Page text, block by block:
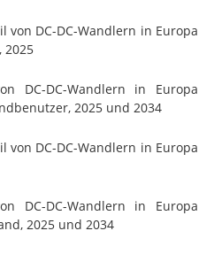
DC-DC-Wandlern in Europa
2025
DC-DC-Wandlern in Europa
2025 und 2034
DC-DC-Wandlern in Europa
DC-DC-Wandlern in Europa
2025 und 2034